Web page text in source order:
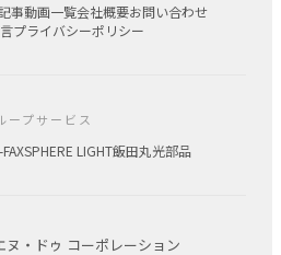
事動画一覧会社概要お問い合わせ
プライバシーポリシー
ープサービス
SPHERE LIGHT飯田丸光部品
ヌ・ドゥ コーポレーション